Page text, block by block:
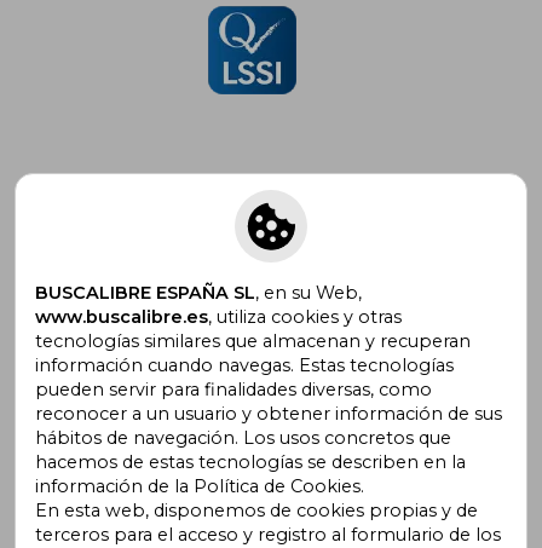
Suscríbete para recibir ofertas y
promociones
¿Necesitas ayuda?
Ir a Centro de Soporte
BUSCALIBRE ESPAÑA SL, en su Web,
www.buscalibre.es, utiliza cookies y otras
tecnologías similares que almacenan y recuperan
información cuando navegas. Estas tecnologías
pueden servir para finalidades diversas, como
reconocer a un usuario y obtener información de sus
hábitos de navegación. Los usos concretos que
hacemos de estas tecnologías se describen en la
información de la Política de Cookies.
En esta web, disponemos de cookies propias y de
terceros para el acceso y registro al formulario de los